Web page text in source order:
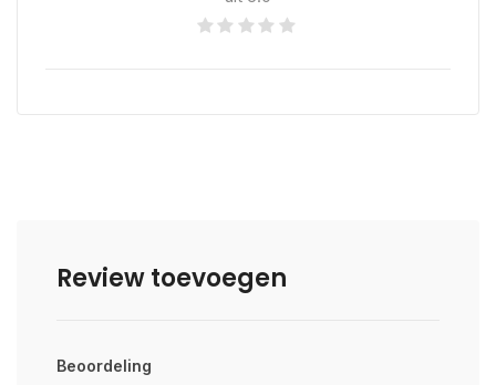
Review toevoegen
Beoordeling